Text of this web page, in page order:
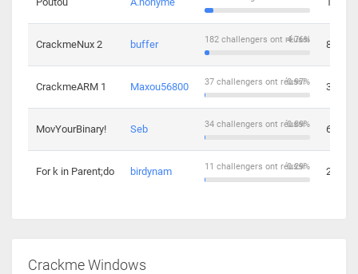
CrackmeNux 2 buffer 4.76%
182 challengers ont réussi 8
CrackmeARM 1 Maxou56800 0.97%
37 challengers ont réussi 3
MovYourBinary! Seb 0.89%
34 challengers ont réussi 6
For k in Parent;do birdynam 0.29%
11 challengers ont réussi 2
Crackme Windows